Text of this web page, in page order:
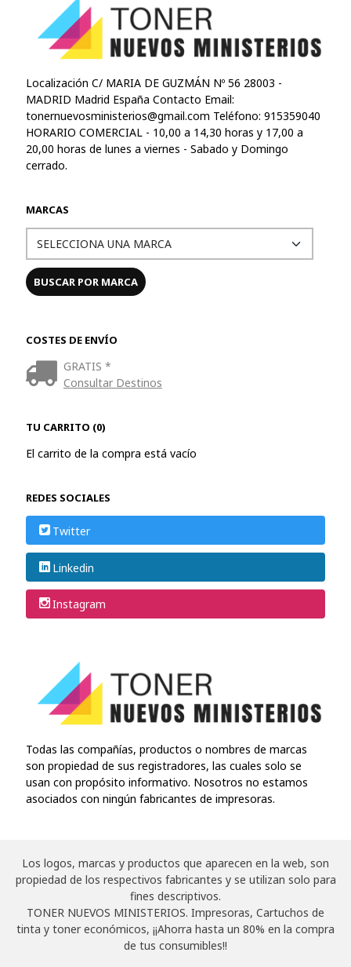
Localización C/ MARIA DE GUZMÁN Nº 56 28003 -
MADRID Madrid España Contacto Email:
tonernuevosministerios@gmail.com Teléfono: 915359040
HORARIO COMERCIAL - 10,00 a 14,30 horas y 17,00 a
20,00 horas de lunes a viernes - Sabado y Domingo
cerrado.
MARCAS
COSTES DE ENVÍO
GRATIS *
Consultar Destinos
TU CARRITO (0)
El carrito de la compra está vacío
REDES SOCIALES
Twitter
Linkedin
Instagram
Todas las compañías, productos o nombres de marcas
son propiedad de sus registradores, las cuales solo se
usan con propósito informativo. Nosotros no estamos
asociados con ningún fabricantes de impresoras.
Los logos, marcas y productos que aparecen en la web, son
propiedad de los respectivos fabricantes y se utilizan solo para
fines descriptivos.
TONER NUEVOS MINISTERIOS. Impresoras, Cartuchos de
tinta y toner económicos, ¡¡Ahorra hasta un 80% en la compra
de tus consumibles!!